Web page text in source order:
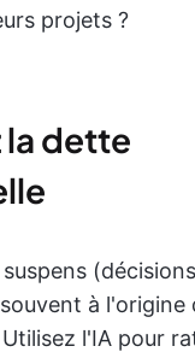
projets ?
la dette
à l'origine
l'IA pour